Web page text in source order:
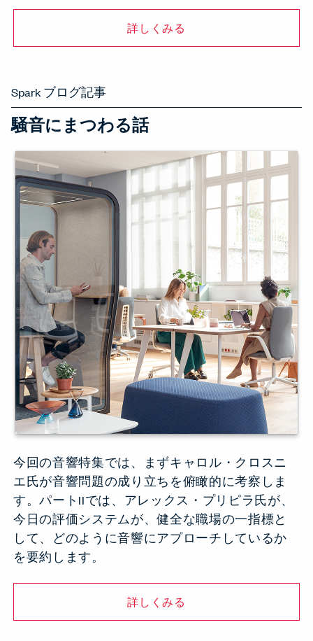
詳しくみる
Spark ブログ記事
騒音にまつわる話
今回の音響特集では、まずキャロル・クロスニ
エ氏が音響問題の成り立ちを俯瞰的に考察しま
す。パートIIでは、アレックス・プリピラ氏が、
今日の評価システムが、健全な職場の一指標と
して、どのように音響にアプローチしているか
を要約します。
詳しくみる